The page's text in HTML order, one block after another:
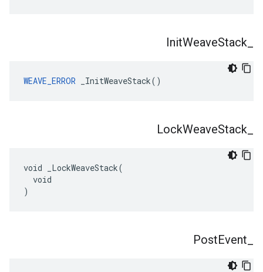
InitWeaveStack
WEAVE_ERROR _InitWeaveStack()
LockWeaveStack
void _LockWeaveStack(
  void
)
PostEvent